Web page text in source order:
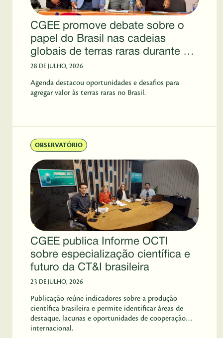
CGEE promove debate sobre o
papel do Brasil nas cadeias
globais de terras raras durante a
SBPC 2026
28 DE JULHO, 2026
Agenda destacou oportunidades e desafios para
agregar valor às terras raras no Brasil.
OBSERVATÓRIO
CGEE publica Informe OCTI
sobre especialização científica e
futuro da CT&I brasileira
23 DE JULHO, 2026
Publicação reúne indicadores sobre a produção
científica brasileira e permite identificar áreas de
destaque, lacunas e oportunidades de cooperação
internacional.